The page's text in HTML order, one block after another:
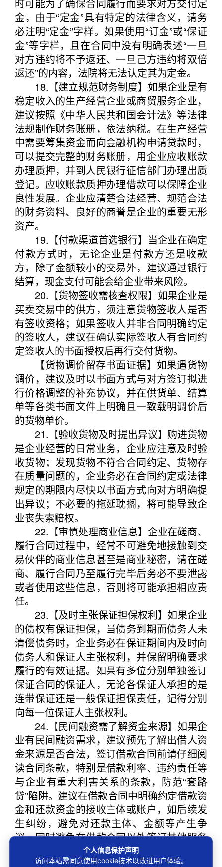
时可能为了确保合同履行而要求对方交付定
金，由于“定金”具有特定的法律含义，请务
必注明“定金”字样。如果使用“订金”或“保证
金”等字样，且在合同中没有明确表述“一旦
对方违约将不予返还、一旦己方违约将双倍
返还”的内容，法院将无法认定其为定金。
18.【建立规范财务制度】如果企业是有
稳定收入的生产经营企业或商贸服务企业，
建议按照《中华人民共和国会计法》等法律
法规制作财务账册，依法纳税。在生产经营
中需要筹集资金而向金融机构申请贷款时，
可以提交完整的财务账册，用企业应收账款
办理质押，并到人民银行征信部门办理出质
登记。应收账款质押办理借款可以保障企业
良性发展。企业应清楚合法经营、规范合法
的财务资料、良好的商誉是企业的重要无形
资产。
19.【付款渠道首选银行】当企业在确定
付款方式时，无论企业是付款方还是收款
方，除了金额较小的交易外，建议通过银行
结算，现金支付可能会给企业带来风险。
20.【货物签收需核查权限】如果企业是
买卖交易中的供方，须注意货物签收人是否
有签收资格；如果签收人并非合同明确约定
的签收人，建议在确认实际签收人有合同约
定签收人的书面授权后再行交付货物。
【货物调价留存书面证据】如果遇货物
调价，建议及时以书面方式与对方签订拟进
行价格调整的补充协议，并在供货单、结算
单等各类书面文件上明确且一致载明调价后
的货物单价。
21.【验收货物及时提出异议】购进货物
是企业经营的日常业务，企业应注意及时验
收货物；发现货物不符合合同约定、货物存
在质量问题的，企业务必在合同约定或法律
规定的期限内尽快以书面方式向对方明确提
出异议；不必要的拖延耽搁，将可能导致企
业丧失索赔权。
22.【审慎处理商业信息】企业在磋商、
履行合同过程中，经常不可避免地接触到交
易伙伴的商业信息甚至是商业秘密，请在磋
商、履行合同乃至履行完毕后务必不要泄露
或者使用这些信息，否则将可能承担相应责
任。
23.【及时主张保证担保权利】如果企业
的债权有保证担保，当债务到期而债务人未
清偿债务时，企业务必在保证期间内及时向
债务人和保证人主张权利，并保留明确要求
履行的有效证据。如果有多位分别单独签订
保证合同的保证人，无论各保证人承担的是
连带保证还是一般保证担保责任，记得分别
向每一位保证人主张权利。
24.【民间融资需了解资金来源】如果企
业有民间融资需求，建议预先了解出借人资
金来源是否合法，签订借款合同前请仔细阅
读合同条款，特别是借款利率、违约责任等
与企业有重大利害关系的条款，防范“套路
贷”陷阱。建议在借款合同中明确约定借款资
金和还款资金的接收主体或账户，如后续发
生纠纷，避免对还款主体、金额等产生争
议。同时避免在借款合同以外签订其他服务
费、管理费等变相增加融资成本的合同。
个人信息保护声明
访问本站需同意使用cookie技术以改进用户体验。